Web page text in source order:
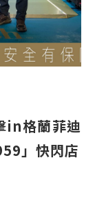
in格蘭菲迪
」快閃店